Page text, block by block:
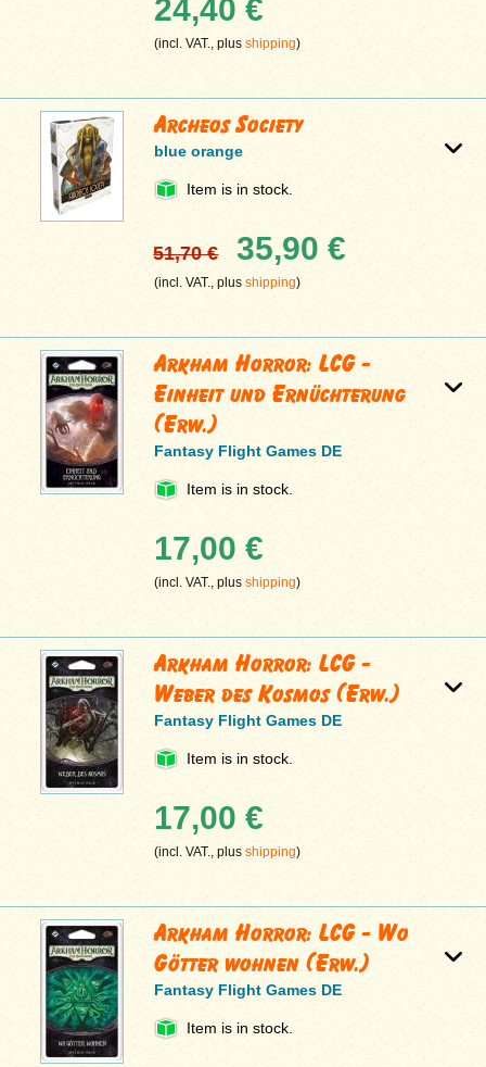
24,40 €
(incl. VAT., plusshipping)
Archeos Society
blue orange
Item is in stock.
51,70 € 35,90 €
(incl. VAT., plusshipping)
Arkham Horror: LCG -
Einheit und Ernüchterung
(Erw.)
Fantasy Flight Games DE
Item is in stock.
17,00 €
(incl. VAT., plusshipping)
Arkham Horror: LCG -
Weber des Kosmos (Erw.)
Fantasy Flight Games DE
Item is in stock.
17,00 €
(incl. VAT., plusshipping)
Arkham Horror: LCG - Wo
Götter wohnen (Erw.)
Fantasy Flight Games DE
Item is in stock.